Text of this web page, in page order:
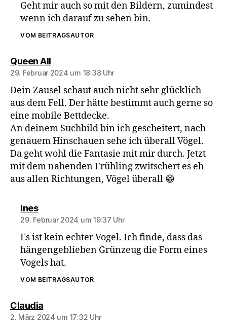
Geht mir auch so mit den Bildern, zumindest
wenn ich darauf zu sehen bin.
VOM BEITRAGSAUTOR
Queen Allsagt:
29. Februar 2024 um 18:38 Uhr
Dein Zausel schaut auch nicht sehr glücklich
aus dem Fell. Der hätte bestimmt auch gerne so
eine mobile Bettdecke.
An deinem Suchbild bin ich gescheitert, nach
genauem Hinschauen sehe ich überall Vögel.
Da geht wohl die Fantasie mit mir durch. Jetzt
mit dem nahenden Frühling zwitschert es eh
aus allen Richtungen, Vögel überall 😁
Inessagt:
29. Februar 2024 um 19:37 Uhr
Es ist kein echter Vogel. Ich finde, dass das
hängengeblieben Grünzeug die Form eines
Vogels hat.
VOM BEITRAGSAUTOR
Claudiasagt:
2. März 2024 um 17:32 Uhr